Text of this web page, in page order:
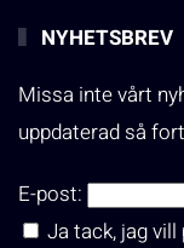
NYHETSBREV
Missa inte vårt
uppdaterad så
E-post:
Ja tack, jag